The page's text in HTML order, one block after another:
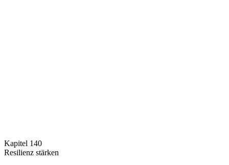
Kapitel 140
Resilienz stärken